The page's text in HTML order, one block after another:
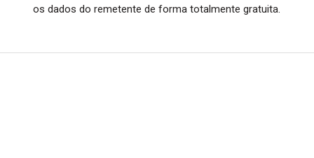
os dados do remetente de forma totalmente gratuita.